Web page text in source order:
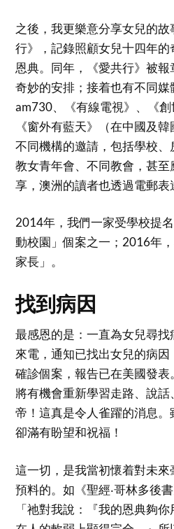
之後，我更樂意分享女兒的
行》，記錄照顧女兒十四年
恩典。同年，《愛共行》被
奇妙的安排；接着也有不同
am730、《有線電視》、《
《窗外有藍天》（在中國及
不同機構的邀請，包括學校
教女青年會、不同教會，甚
享，澳洲的讀者也透過電郵表
2014年，我們一家受學校提
動校園」個案之一；2016年
家長」。
找到病因
最感恩的是：一直為女兒尋
來電，通知已找出女兒的病
確診個案，報告已在美國發
將有機會重新學習走路、說
帝！這真是令人雀躍的消息。
卻滿有盼望和祝福！
這一切，是我當初懷着對未
預料的。如《聖經‧哥林多後
「祂對我說：『我的恩典夠